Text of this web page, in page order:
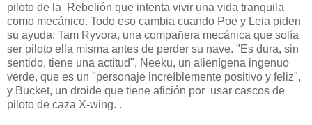
piloto de la Rebelión que intenta vivir una vida tranquila
como mecánico. Todo eso cambia cuando Poe y Leia piden
su ayuda; Tam Ryvora, una compañera mecánica que solía
ser piloto ella misma antes de perder su nave. "Es dura, sin
sentido, tiene una actitud", Neeku, un alienígena ingenuo
verde, que es un "personaje increíblemente positivo y feliz",
y Bucket, un droide que tiene afición por usar cascos de
piloto de caza X-wing. .